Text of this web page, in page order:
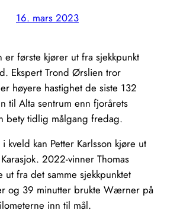
16. mars 2023
er første kjører ut fra sjekkpunkt
Ekspert Trond Ørslien tror
høyere hastighet de siste 132
til Alta sentrum enn fjorårets
bety tidlig målgang fredag.
kveld kan Petter Karlsson kjøre ut
2022-vinner Thomas
fra det samme sjekkpunktet
og 39 minutter brukte Wærner på
inn til mål.